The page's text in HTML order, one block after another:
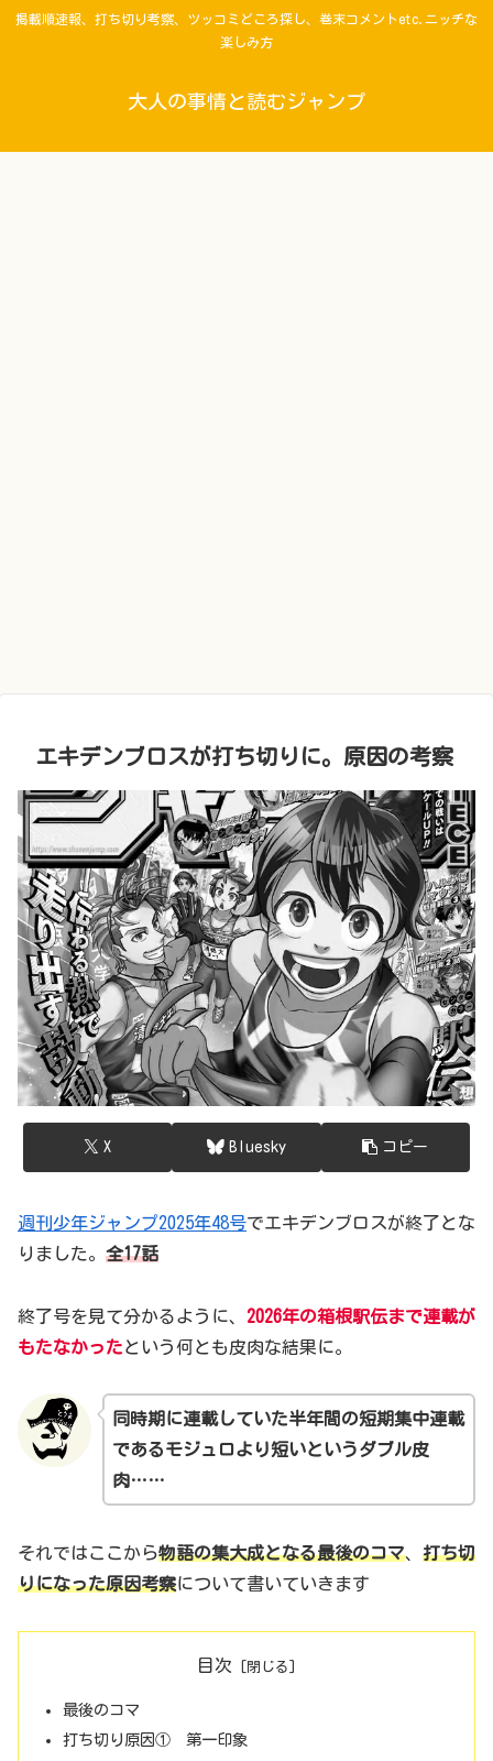
掲載順速報、打ち切り考察、ツッコミどころ探し、巻末コメントetc.ニッチな
楽しみ方
大人の事情と読むジャンプ
エキデンブロスが打ち切りに。原因の考察
X Bluesky コピー
週刊少年ジャンプ2025年48号でエキデンブロスが終了とな
りました。 全17話
終了号を見て分かるように、 2026年の箱根駅伝まで連載が
もたなかったという何とも皮肉な結果に。
同時期に連載していた半年間の短期集中連載
であるモジュロより短いというダブル皮
肉……
それではここから物語の集大成となる最後のコマ、 打ち切
りになった原因考察について書いていきます
目次
最後のコマ
打ち切り原因① 第一印象